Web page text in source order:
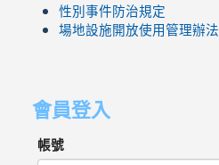
性別事件防治規定
場地設施開放使用管理辦法
會員登入
帳號